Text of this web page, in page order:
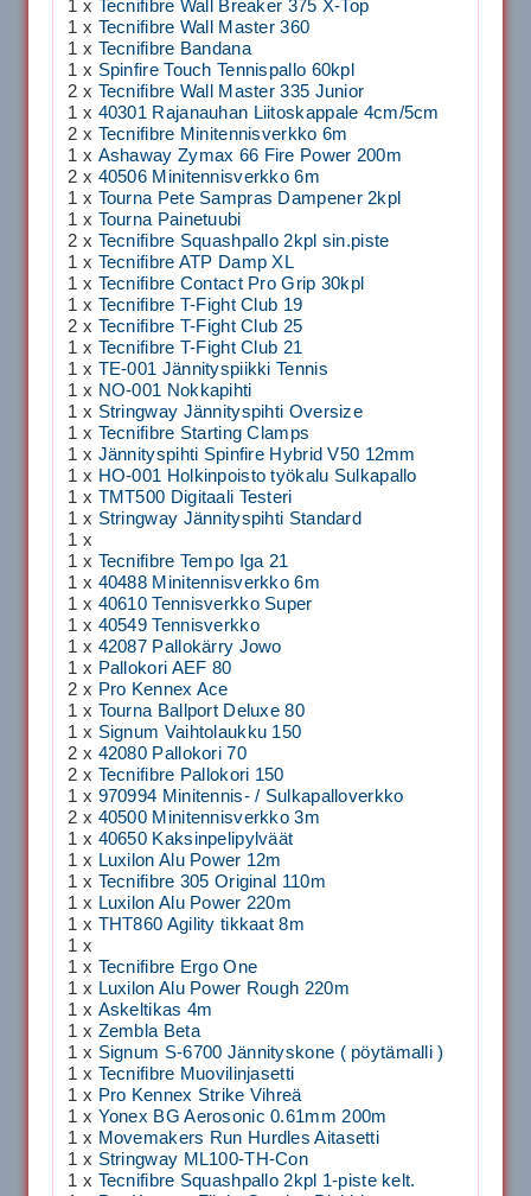
1 x Tecnifibre Wall Breaker 375 X-Top
1 x Tecnifibre Wall Master 360
1 x Tecnifibre Bandana
1 x Spinfire Touch Tennispallo 60kpl
2 x Tecnifibre Wall Master 335 Junior
1 x 40301 Rajanauhan Liitoskappale 4cm/5cm
2 x Tecnifibre Minitennisverkko 6m
1 x Ashaway Zymax 66 Fire Power 200m
2 x 40506 Minitennisverkko 6m
1 x Tourna Pete Sampras Dampener 2kpl
1 x Tourna Painetuubi
2 x Tecnifibre Squashpallo 2kpl sin.piste
1 x Tecnifibre ATP Damp XL
1 x Tecnifibre Contact Pro Grip 30kpl
1 x Tecnifibre T-Fight Club 19
2 x Tecnifibre T-Fight Club 25
1 x Tecnifibre T-Fight Club 21
1 x TE-001 Jännityspiikki Tennis
1 x NO-001 Nokkapihti
1 x Stringway Jännityspihti Oversize
1 x Tecnifibre Starting Clamps
1 x Jännityspihti Spinfire Hybrid V50 12mm
1 x HO-001 Holkinpoisto työkalu Sulkapallo
1 x TMT500 Digitaali Testeri
1 x Stringway Jännityspihti Standard
1 x
1 x Tecnifibre Tempo Iga 21
1 x 40488 Minitennisverkko 6m
1 x 40610 Tennisverkko Super
1 x 40549 Tennisverkko
1 x 42087 Pallokärry Jowo
1 x Pallokori AEF 80
2 x Pro Kennex Ace
1 x Tourna Ballport Deluxe 80
1 x Signum Vaihtolaukku 150
2 x 42080 Pallokori 70
2 x Tecnifibre Pallokori 150
1 x 970994 Minitennis- / Sulkapalloverkko
2 x 40500 Minitennisverkko 3m
1 x 40650 Kaksinpelipylväät
1 x Luxilon Alu Power 12m
1 x Tecnifibre 305 Original 110m
1 x Luxilon Alu Power 220m
1 x THT860 Agility tikkaat 8m
1 x
1 x Tecnifibre Ergo One
1 x Luxilon Alu Power Rough 220m
1 x Askeltikas 4m
1 x Zembla Beta
1 x Signum S-6700 Jännityskone ( pöytämalli )
1 x Tecnifibre Muovilinjasetti
1 x Pro Kennex Strike Vihreä
1 x Yonex BG Aerosonic 0.61mm 200m
1 x Movemakers Run Hurdles Aitasetti
1 x Stringway ML100-TH-Con
1 x Tecnifibre Squashpallo 2kpl 1-piste kelt.